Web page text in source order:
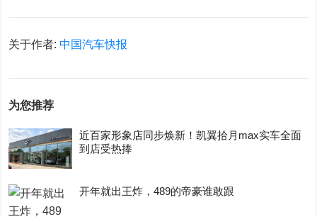
关于作者:中国汽车快报
为您推荐
近百家形象店同步焕新！凯翼拾月max实车全面
到店受热捧
开年就出王炸，489的帝豪谁敢跟